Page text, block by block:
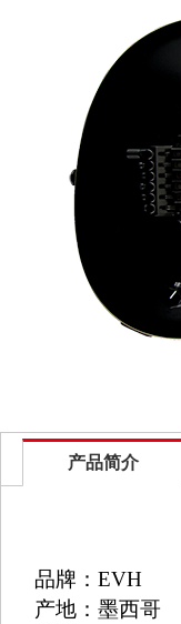
产品简介
品牌： EVH
产地：墨西哥